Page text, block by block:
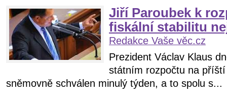
Jiří Paroubek k
fiskální stabilitu
Redakce Vaše věc.cz
Prezident Václav Klaus
státním rozpočtu na
sněmovně schválen minulý týden, a to spolu s...